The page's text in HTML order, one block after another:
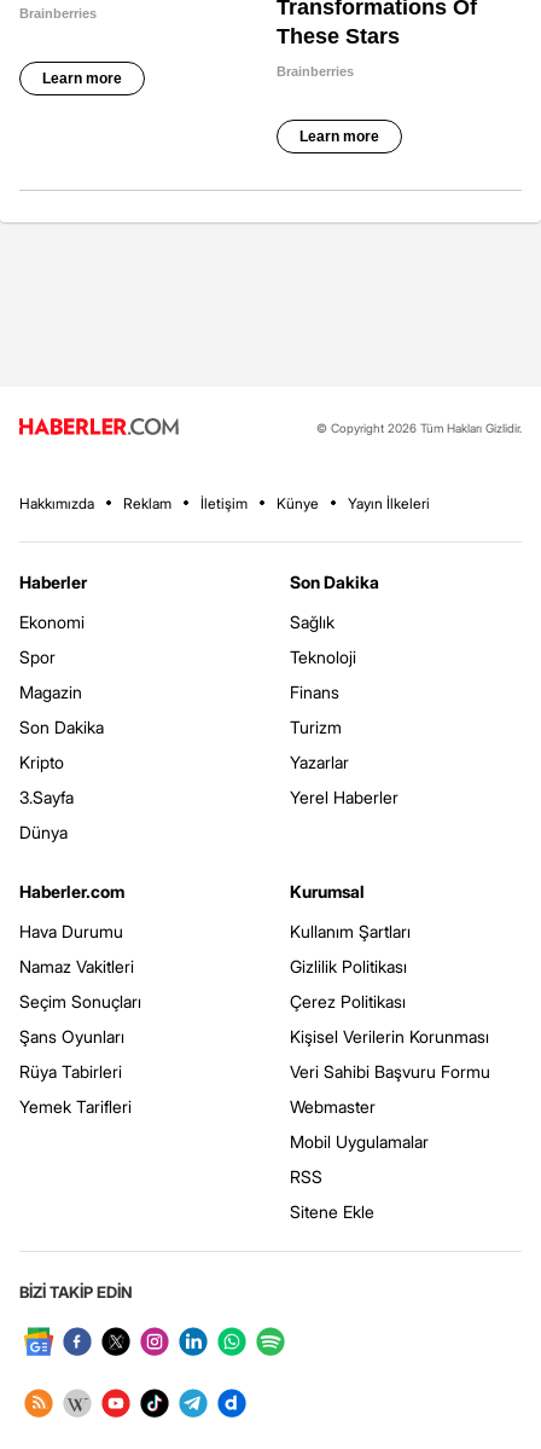
© Copyright 2026 Tüm Hakları Gizlidir.
Hakkımızda Reklam İletişim Künye Yayın İlkeleri
Haberler
Ekonomi
Spor
Magazin
Son Dakika
Kripto
3.Sayfa
Dünya
Son Dakika
Sağlık
Teknoloji
Finans
Turizm
Yazarlar
Yerel Haberler
Haberler.com
Hava Durumu
Namaz Vakitleri
Seçim Sonuçları
Şans Oyunları
Rüya Tabirleri
Yemek Tarifleri
Kurumsal
Kullanım Şartları
Gizlilik Politikası
Çerez Politikası
Kişisel Verilerin Korunması
Veri Sahibi Başvuru Formu
Webmaster
Mobil Uygulamalar
RSS
Sitene Ekle
BİZİ TAKİP EDİN